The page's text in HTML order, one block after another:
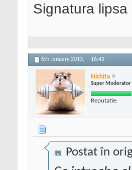
Signatura lipsa
6th January 2013, 16:42
Nichita
Super Moderator
Reputatie:
Postat în